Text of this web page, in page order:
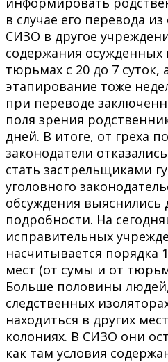
в случае его перевода
СИЗО в другое
содержания
тюрьмах с 20 до 7 суток,
этапирование тоже
при переводе
поля зрения
дней. В итоге, от греха
законодатели
стать застрельщиками
уголовного
обсуждения выяснились
подробности. На
исправительных
насчитывается порядка
мест (от сумы и от
Больше половины
следственных
находиться в других
колониях. В СИЗО они
как там условия